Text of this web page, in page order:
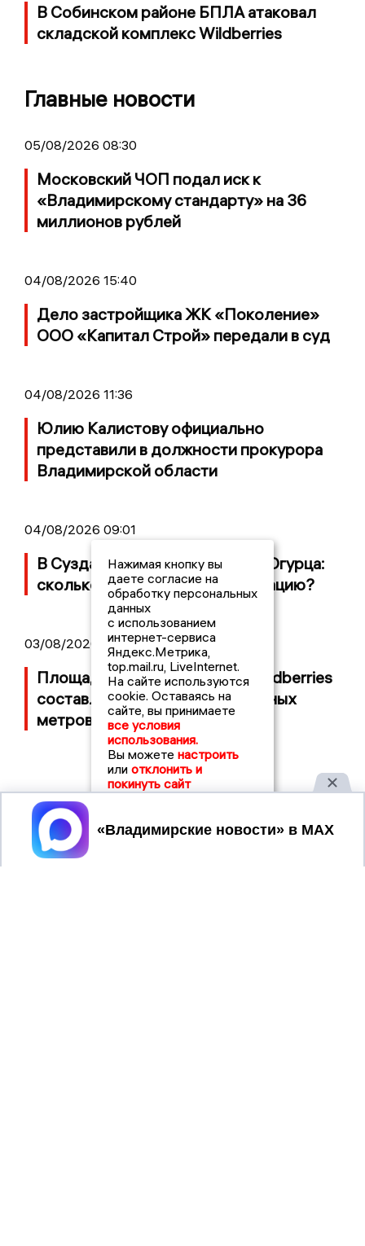
В Собинском районе БПЛА атаковал
складской комплекс Wildberries
Главные новости
05/08/2026 08:30
Московский ЧОП подал иск к
«Владимирскому стандарту» на 36
миллионов рублей
04/08/2026 15:40
Дело застройщика ЖК «Поколение»
ООО «Капитал Строй» передали в суд
04/08/2026 11:36
Юлию Калистову официально
представили в должности прокурора
Владимирской области
04/08/2026 09:01
В Суздале прошёл Фестиваль Огурца:
сколько потратили на организацию?
03/08/2026 14:13
Площадь пожара на складе Wildberries
составляет 100 тысяч квадратных
метров
ВЛАДИМИРСКИЕ
НОВОСТИ
2017 © NEWSVLADIMIR.RU | СИ
«Информационное агентство
Нажимая кнопку вы
даете согласие на
обработку персональных
данных
с использованием
интернет-сервиса
Яндекс.Метрика,
top.mail.ru, LiveInternet.
На сайте используются
cookie. Оставаясь на
сайте, вы принимаете
все условия
использования.
Вы можете настроить
или отклонить и
покинуть сайт
Принять